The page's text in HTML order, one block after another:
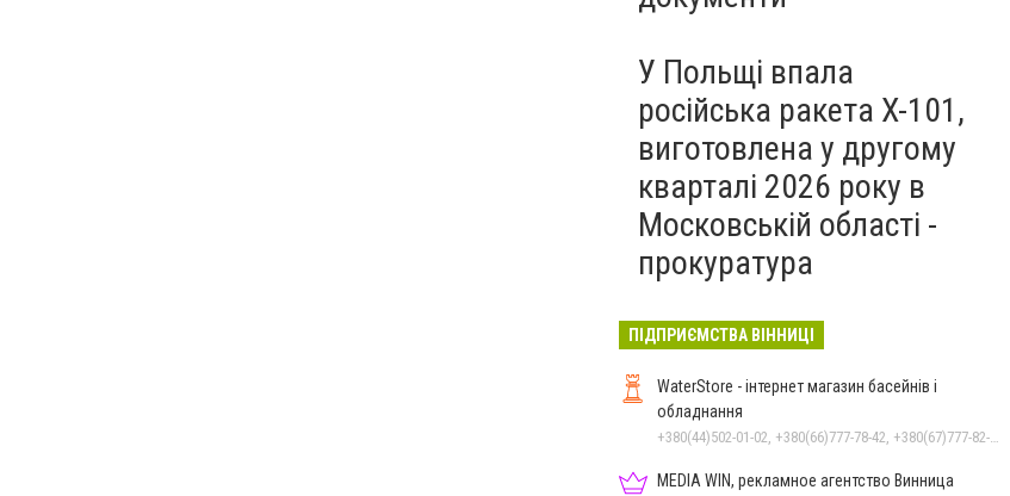
У Польщі впала
російська ракета X-101,
виготовлена у другому
кварталі 2026 року в
Московській області -
прокуратура
ПІДПРИЄМСТВА ВІННИЦІ
WaterStore - інтернет магазин басейнів і
обладнання
+380(44)502-01-02, +380(66)777-78-42, +380(67)777-82-19, +380(67)890-80-80, +380(73)890-80-80, +380(44)502-01-03
MEDIA WIN, рекламное агентство Винница